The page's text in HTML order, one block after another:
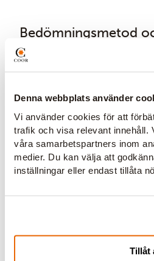
Denna webbplats använder
Vi använder cookies för att
trafik och visa relevant innehåll.
våra samarbetspartners inom
medier. Du kan välja att
inställningar eller endast tillåta
Tillåt
Bedömningsmetod
Senaste utvärderingen
Framtida förbättring
Vi planerar att utforska
att ytterligare förbättra
Förbättra
Vi kommer att
att förbättra